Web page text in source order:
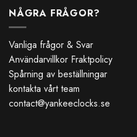
NÅGRA FRÅGOR?
Vanliga frågor & Svar
Användarvillkor Fraktpolicy
Spårning av beställningar
kontakta vårt team
contact@yankeeclocks.se